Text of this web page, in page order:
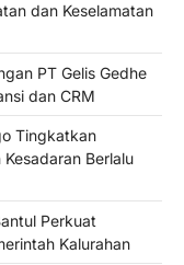
dan Keselamatan
PT Gelis Gedhe
dan CRM
Tingkatkan
Berlalu
Perkuat
Kalurahan